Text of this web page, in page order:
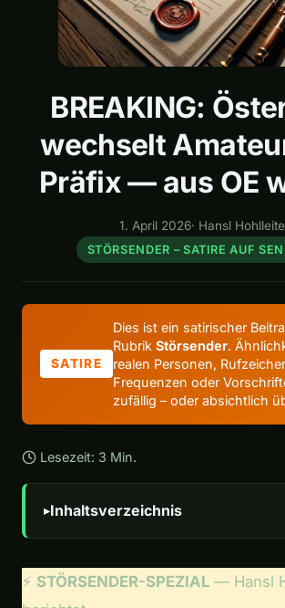
BREAKING:
wechselt
Präfix — aus OE
1. April 2026· Hansl
STÖRSENDER – SATIRE AUF
SATIRE
Dies ist ein satirischer
RubrikStörsender.
realen Personen,
Frequenzen oder
zufällig – oder absichtlich
Lesezeit: 3 Min.
Inhaltsverzeichnis
⚡ STÖRSENDER-SPEZIAL — Hansl